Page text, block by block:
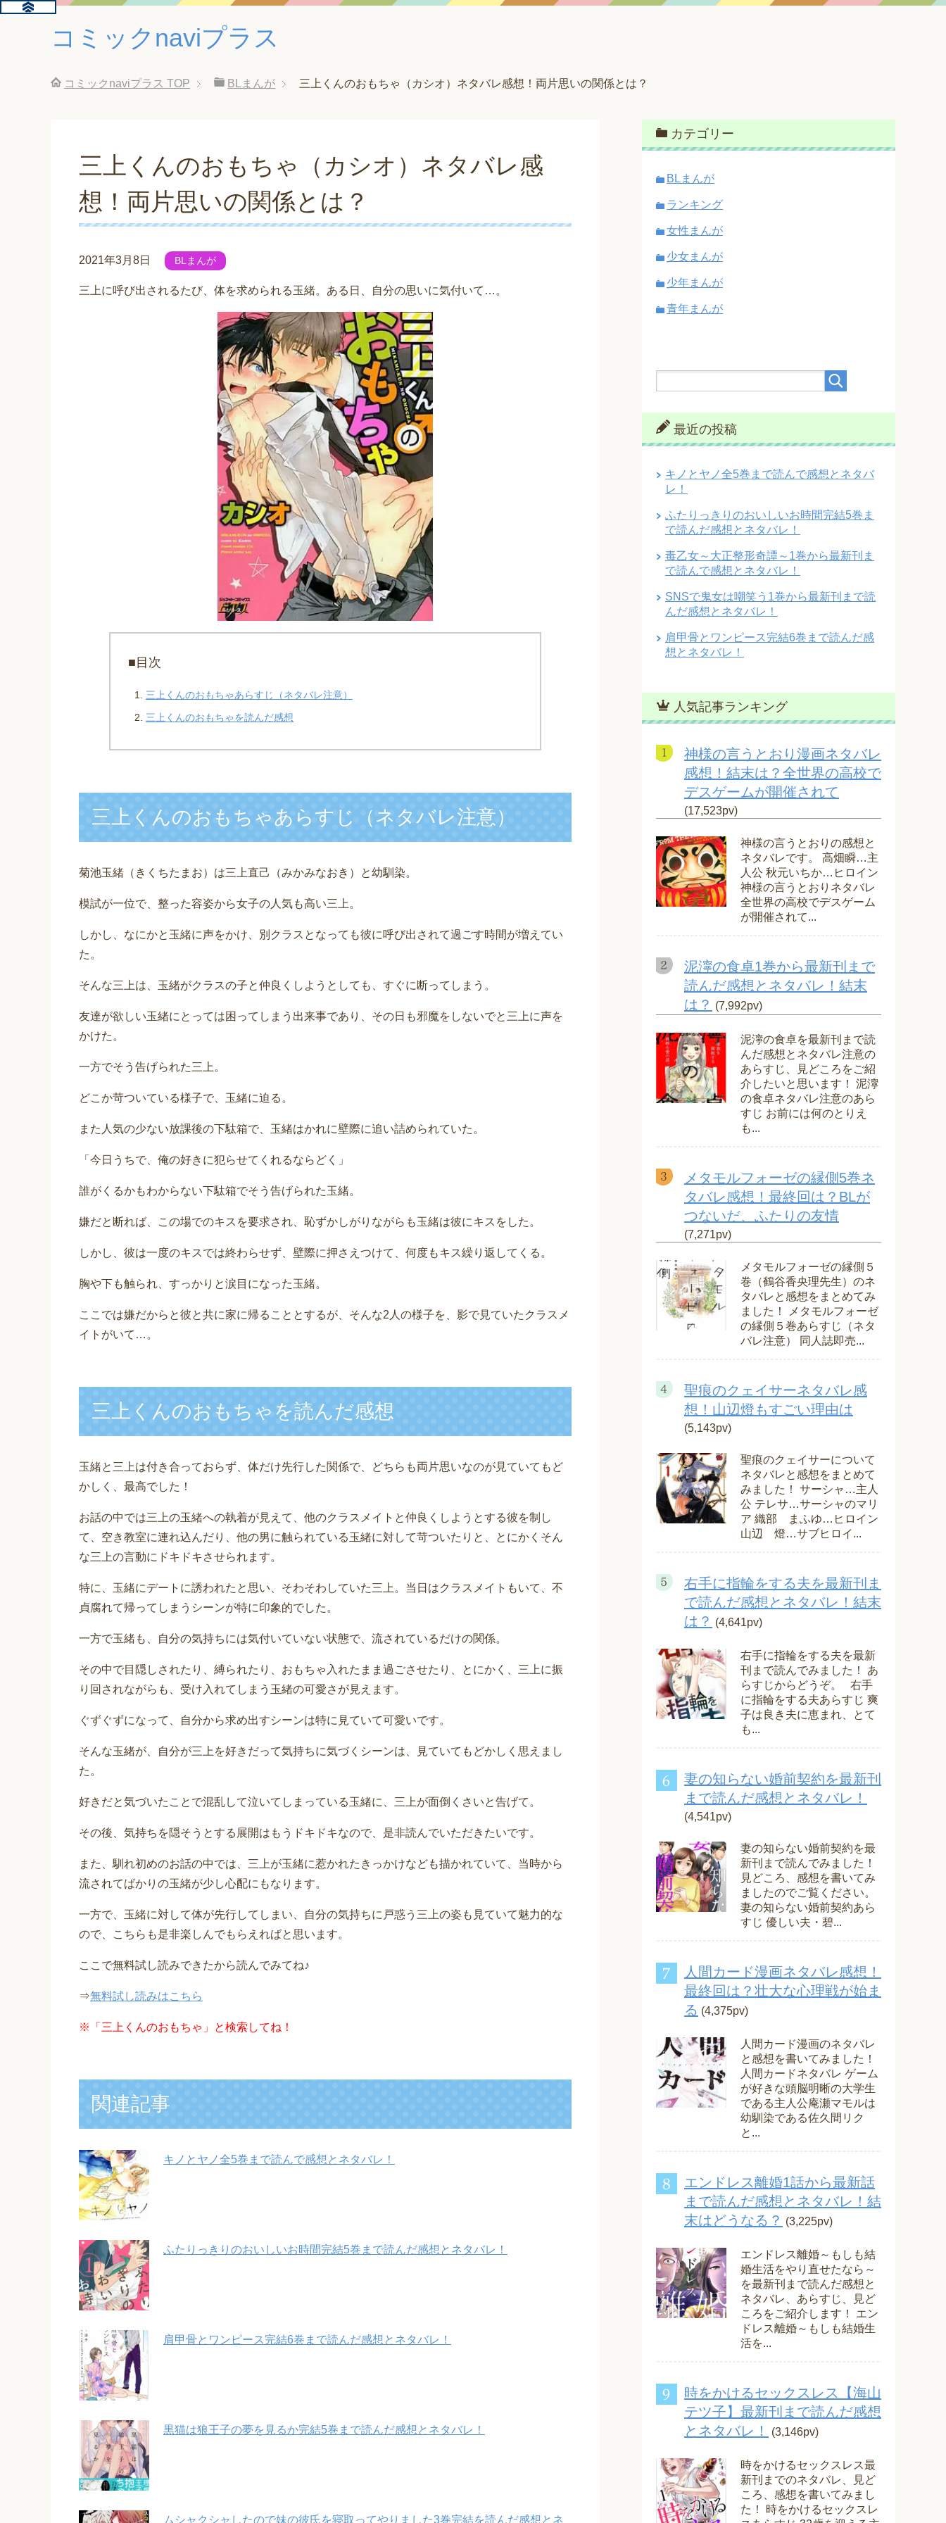
コミックnaviプラス
コミックnaviプラス TOP BLまんが 三上くんのおもちゃ（カシオ）ネタバレ感想！両片思いの関係とは？
三上くんのおもちゃ（カシオ）ネタバレ感
想！両片思いの関係とは？
2021年3月8日 BLまんが
三上に呼び出されるたび、体を求められる玉緒。ある日、自分の思いに気付いて…。
■目次
三上くんのおもちゃあらすじ（ネタバレ注意）
三上くんのおもちゃを読んだ感想
三上くんのおもちゃあらすじ（ネタバレ注意）
菊池玉緒（きくちたまお）は三上直己（みかみなおき）と幼馴染。
模試が一位で、整った容姿から女子の人気も高い三上。
しかし、なにかと玉緒に声をかけ、別クラスとなっても彼に呼び出されて過ごす時間が増えてい
た。
そんな三上は、玉緒がクラスの子と仲良くしようとしても、すぐに断ってしまう。
友達が欲しい玉緒にとっては困ってしまう出来事であり、その日も邪魔をしないでと三上に声を
かけた。
一方でそう告げられた三上。
どこか苛ついている様子で、玉緒に迫る。
また人気の少ない放課後の下駄箱で、玉緒はかれに壁際に追い詰められていた。
「今日うちで、俺の好きに犯らせてくれるならどく」
誰がくるかもわからない下駄箱でそう告げられた玉緒。
嫌だと断れば、この場でのキスを要求され、恥ずかしがりながらも玉緒は彼にキスをした。
しかし、彼は一度のキスでは終わらせず、壁際に押さえつけて、何度もキス繰り返してくる。
胸や下も触られ、すっかりと涙目になった玉緒。
ここでは嫌だからと彼と共に家に帰ることとするが、そんな2人の様子を、影で見ていたクラスメ
イトがいて…。
三上くんのおもちゃを読んだ感想
玉緒と三上は付き合っておらず、体だけ先行した関係で、どちらも両片思いなのが見ていてもど
かしく、最高でした！
お話の中では三上の玉緒への執着が見えて、他のクラスメイトと仲良くしようとする彼を制し
て、空き教室に連れ込んだり、他の男に触られている玉緒に対して苛ついたりと、とにかくそん
な三上の言動にドキドキさせられます。
特に、玉緒にデートに誘われたと思い、そわそわしていた三上。当日はクラスメイトもいて、不
貞腐れて帰ってしまうシーンが特に印象的でした。
一方で玉緒も、自分の気持ちには気付いていない状態で、流されているだけの関係。
その中で目隠しされたり、縛られたり、おもちゃ入れたまま過ごさせたり、とにかく、三上に振
り回されながらも、受け入れてしまう玉緒の可愛さが見えます。
ぐずぐずになって、自分から求め出すシーンは特に見ていて可愛いです。
そんな玉緒が、自分が三上を好きだって気持ちに気づくシーンは、見ていてもどかしく思えまし
た。
好きだと気づいたことで混乱して泣いてしまっている玉緒に、三上が面倒くさいと告げて。
その後、気持ちを隠そうとする展開はもうドキドキなので、是非読んでいただきたいです。
また、馴れ初めのお話の中では、三上が玉緒に惹かれたきっかけなども描かれていて、当時から
流されてばかりの玉緒が少し心配にもなります。
一方で、玉緒に対して体が先行してしまい、自分の気持ちに戸惑う三上の姿も見ていて魅力的な
ので、こちらも是非楽しんでもらえればと思います。
ここで無料試し読みできたから読んでみてね♪
⇒無料試し読みはこちら
※ 「三上くんのおもちゃ」と検索してね！
関連記事
キノとヤノ全5巻まで読んで感想とネタバレ！
ふたりっきりのおいしいお時間完結5巻まで読んだ感想とネタバレ！
肩甲骨とワンピース完結6巻まで読んだ感想とネタバレ！
黒猫は狼王子の夢を見るか完結5巻まで読んだ感想とネタバレ！
ムシャクシャしたので妹の彼氏を寝取ってやりました3巻完結を読んだ感想とネ
カテゴリー
BLまんが
ランキング
女性まんが
少女まんが
少年まんが
青年まんが
最近の投稿
キノとヤノ全5巻まで読んで感想とネタバ
レ！
ふたりっきりのおいしいお時間完結5巻ま
で読んだ感想とネタバレ！
毒乙女～大正整形奇譚～1巻から最新刊ま
で読んで感想とネタバレ！
SNSで鬼女は嘲笑う1巻から最新刊まで読
んだ感想とネタバレ！
肩甲骨とワンピース完結6巻まで読んだ感
想とネタバレ！
人気記事ランキング
神様の言うとおり漫画ネタバレ
感想！結末は？全世界の高校で
デスゲームが開催されて
(17,523pv)
神様の言うとおりの感想と
ネタバレです。 高畑瞬…主
人公 秋元いちか…ヒロイン
神様の言うとおりネタバレ
全世界の高校でデスゲーム
が開催されて...
泥濘の食卓1巻から最新刊まで
読んだ感想とネタバレ！結末
は？ (7,992pv)
泥濘の食卓を最新刊まで読
んだ感想とネタバレ注意の
あらすじ、見どころをご紹
介したいと思います！ 泥濘
の食卓ネタバレ注意のあら
すじ お前には何のとりえ
も...
メタモルフォーゼの縁側5巻ネ
タバレ感想！最終回は？BLが
つないだ、ふたりの友情
(7,271pv)
メタモルフォーゼの縁側５
巻（鶴谷香央理先生）のネ
タバレと感想をまとめてみ
ました！ メタモルフォーゼ
の縁側５巻あらすじ（ネタ
バレ注意） 同人誌即売...
聖痕のクェイサーネタバレ感
想！山辺燈もすごい理由は
(5,143pv)
聖痕のクェイサーについて
ネタバレと感想をまとめて
みました！ サーシャ…主人
公 テレサ…サーシャのマリ
ア 織部 まふゆ…ヒロイン
山辺 燈…サブヒロイ...
右手に指輪をする夫を最新刊ま
で読んだ感想とネタバレ！結末
は？ (4,641pv)
右手に指輪をする夫を最新
刊まで読んでみました！ あ
らすじからどうぞ。 右手
に指輪をする夫あらすじ 爽
子は良き夫に恵まれ、とて
も...
妻の知らない婚前契約を最新刊
まで読んだ感想とネタバレ！
(4,541pv)
妻の知らない婚前契約を最
新刊まで読んでみました！
見どころ、感想を書いてみ
ましたのでご覧ください。
妻の知らない婚前契約あら
すじ 優しい夫・碧...
人間カード漫画ネタバレ感想！
最終回は？壮大な心理戦が始ま
る (4,375pv)
人間カード漫画のネタバレ
と感想を書いてみました！
人間カードネタバレ ゲーム
が好きな頭脳明晰の大学生
である主人公庵瀬マモルは
幼馴染である佐久間リク
と...
エンドレス離婚1話から最新話
まで読んだ感想とネタバレ！結
末はどうなる？ (3,225pv)
エンドレス離婚～もしも結
婚生活をやり直せたなら～
を最新刊まで読んだ感想と
ネタバレ、あらすじ、見ど
ころをご紹介します！ エン
ドレス離婚～もしも結婚生
活を...
時をかけるセックスレス【海山
テツ子】最新刊まで読んだ感想
とネタバレ！
(3,146pv)
時をかけるセックスレス最
新刊までのネタバレ、見ど
ころ、感想を書いてみまし
た！ 時をかけるセックスレ